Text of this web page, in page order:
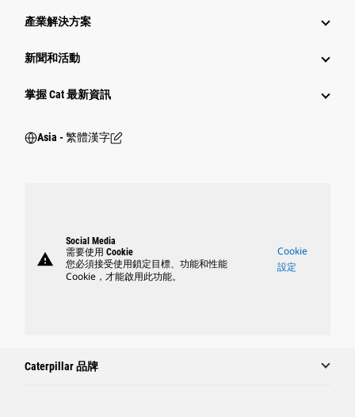
產業解決方案
新聞和活動
掌握 Cat 最新資訊
Asia - 繁體漢字
warning
Social Media
需要使用 Cookie
您必須接受使用鎖定目標、功能和性能
Cookie，才能啟用此功能。
Cookie
設定
Caterpillar 品牌